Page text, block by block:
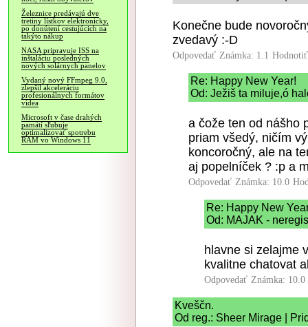
Železnice predávajú dve
tretiny lístkov elektronicky,
po donútení cestujúcich na
takýto nákup
NASA pripravuje ISS na
inštaláciu posledných
nových solárnych panelov
Vydaný nový FFmpeg 9.0,
zlepšil akceleráciu
profesionálnych formátov
videa
Microsoft v čase drahých
pamätí sľubuje
optimalizovať spotrebu
RAM vo Windows 11
Konečne bude
zvedavý :-D
Odpovedať Známka: 1.1
Re: Happy New Year!
Od: Ježiš ta miluje,ó
a čože ten od nášho
priam všedý, ničím
koncoročný, ale na
aj popelníček ? :p a
Odpovedať Známka: 10.0
Re: Happy New
Od: MAJAK -
hlavne si zelajme
kvalitne chatovat
Odpovedať Známka: 10.0
Kveščn.
Od reg.: Sheer Mirage |